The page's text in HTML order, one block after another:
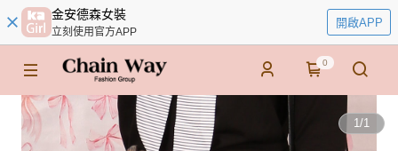
金安德森女裝
立刻使用官方APP
開啟APP
0
1/1